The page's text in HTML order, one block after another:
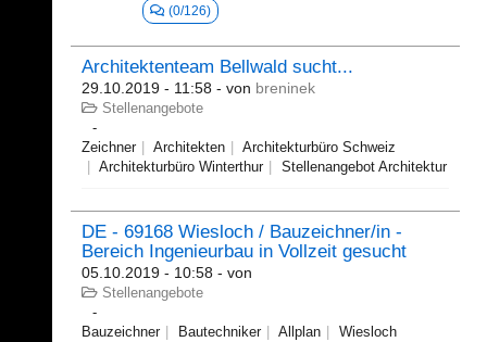
(0/126)
Architektenteam Bellwald sucht...
29.10.2019 - 11:58 - von breninek
Stellenangebote
Zeichner Architekten
Architekturbüro Schweiz
Architekturbüro Winterthur
Stellenangebot Architektur
DE - 69168 Wiesloch / Bauzeichner/in -
Bereich Ingenieurbau in Vollzeit gesucht
05.10.2019 - 10:58 - von
Stellenangebote
Bauzeichner Bautechniker Allplan
Wiesloch